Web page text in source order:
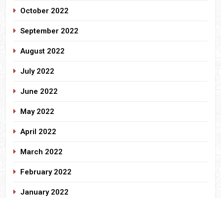
October 2022
September 2022
August 2022
July 2022
June 2022
May 2022
April 2022
March 2022
February 2022
January 2022